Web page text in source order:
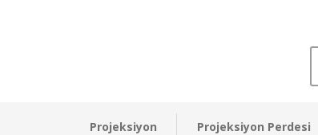
Projeksiyon Projeksiyon Perdesi